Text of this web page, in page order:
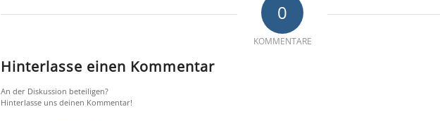
0
KOMMENTARE
Hinterlasse einen Kommentar
An der Diskussion beteiligen?
Hinterlasse uns deinen Kommentar!